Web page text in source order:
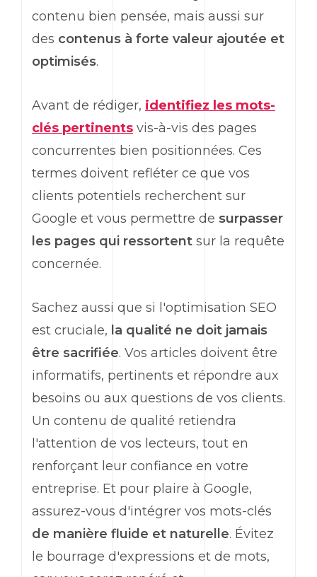
contenu bien pensée, mais aussi sur
des contenus à forte valeur ajoutée et
optimisés.
Avant de rédiger, identifiez les mots-
clés pertinents vis-à-vis des pages
concurrentes bien positionnées. Ces
termes doivent refléter ce que vos
clients potentiels recherchent sur
Google et vous permettre de surpasser
les pages qui ressortent sur la requête
concernée.
Sachez aussi que si l'optimisation SEO
est cruciale, la qualité ne doit jamais
être sacrifiée. Vos articles doivent être
informatifs, pertinents et répondre aux
besoins ou aux questions de vos clients.
Un contenu de qualité retiendra
l'attention de vos lecteurs, tout en
renforçant leur confiance en votre
entreprise. Et pour plaire à Google,
assurez-vous d'intégrer vos mots-clés
de manière fluide et naturelle. Évitez
le bourrage d'expressions et de mots,